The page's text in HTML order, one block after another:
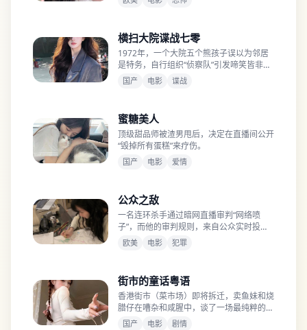
横扫大院谍战七零
1972年，一个大院五个熊孩子误以为邻居
是特务，自行组织“侦察队”引发啼笑皆非的
连锁反应。
国产 电影 谍战
蜜糖美人
顶级甜品师被渣男甩后，决定在直播间公开
“毁掉所有蛋糕”来疗伤。
国产 电影 爱情
公众之敌
一名连环杀手通过暗网直播审判“网络喷
子”，而他的审判规则，来自公众实时投
票。
欧美 电影 犯罪
街市的童话粤语
香港街市（菜市场）即将拆迁，卖鱼妹和烧
腊仔在嘈杂和咸腥中，谈了一场最纯粹的恋
爱。
国产 电影 剧情